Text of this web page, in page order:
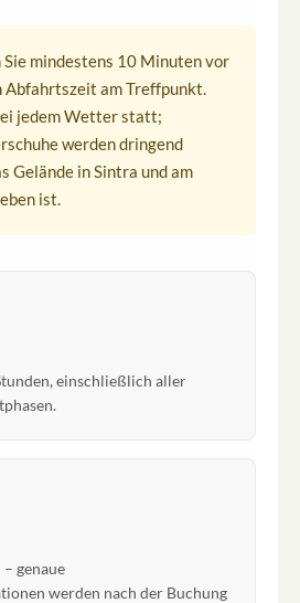
mindestens 10 Minuten vor
Abfahrtszeit am Treffpunkt.
jedem Wetter statt;
werden dringend
Gelände in Sintra und am
ist.
einschließlich aller
genaue
werden nach der Buchung